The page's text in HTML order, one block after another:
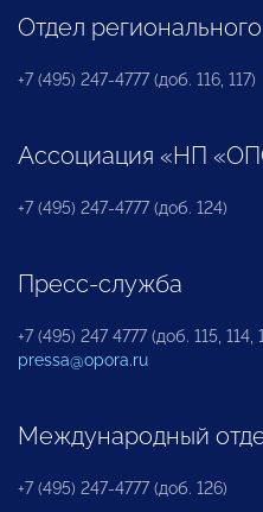
Отдел
+7 (495) 247-4777 (доб. 116, 117)
Ассоциация «НП
+7 (495) 247-4777 (доб. 124)
Пресс-служба
+7 (495) 247 4777 (доб. 115, 114,
pressa@opora.ru
Международный
+7 (495) 247-4777 (доб. 126)